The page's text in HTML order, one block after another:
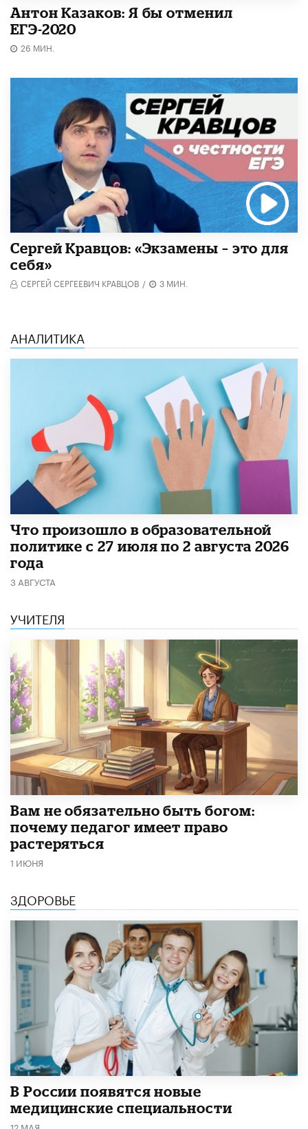
Антон Казаков: Я бы отменил
ЕГЭ-2020
26 МИН.
Сергей Кравцов: «Экзамены – это для
себя»
СЕРГЕЙ СЕРГЕЕВИЧ КРАВЦОВ / 3 МИН.
АНАЛИТИКА
​Что произошло в образовательной
политике с 27 июля по 2 августа 2026
года
3 АВГУСТА
УЧИТЕЛЯ
​Вам не обязательно быть богом:
почему педагог имеет право
растеряться
1 ИЮНЯ
ЗДОРОВЬЕ
В России появятся новые
медицинские специальности
12 МАЯ